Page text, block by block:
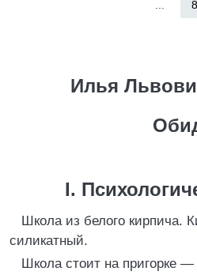
8
Илья
I.
Школа из белого кирпича.
силикатный.
Школа стоит на пригорке —